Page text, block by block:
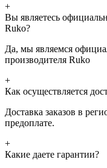
+
Вы являетесь
Ruko?
Да, мы являемся
производителя Ruko
+
Как осуществляется
Доставка заказов в
предоплате.
+
Какие даете гарантии?